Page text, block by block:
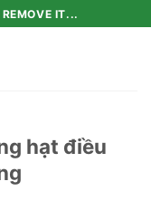
IT...
hạt điều